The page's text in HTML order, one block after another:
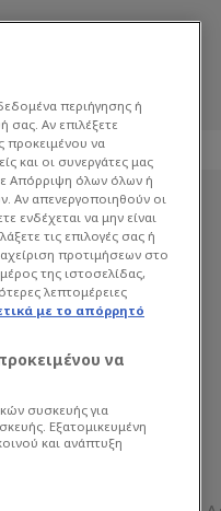
περιήγησης ή
σας. Αν επιλέξετε
προκειμένου να
και οι συνεργάτες μας
Απόρριψη όλων όλων ή
Αν απενεργοποιηθούν οι
ενδέχεται να μην είναι
τις επιλογές σας ή
προτιμήσεων στο
της ιστοσελίδας,
λεπτομέρειες
με το απόρρητό
να
συσκευής για
Εξατομικευμένη
και ανάπτυξη